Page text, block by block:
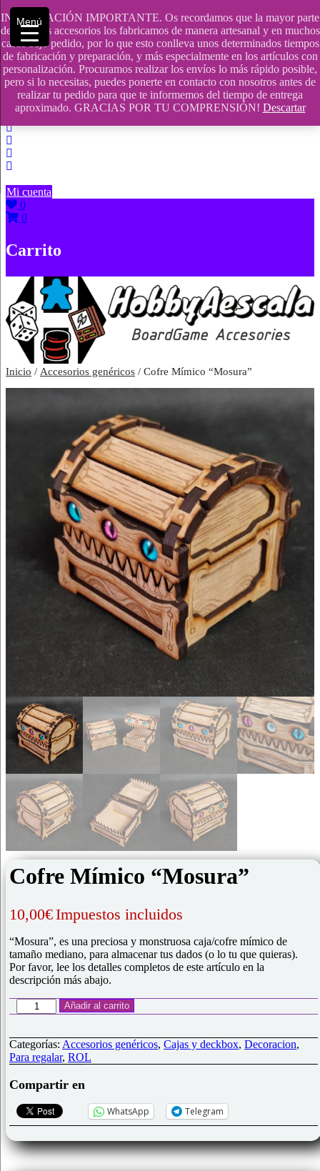
INFORMACIÓN IMPORTANTE. Os recordamos que la mayor parte
de nuestros accesorios los fabricamos de manera artesanal y en muchos
casos bajo pedido, por lo que esto conlleva unos determinados tiempos
de fabricación y preparación, y más especialmente en los artículos con
personalización. Procuramos realizar los envíos lo más rápido posible,
pero si lo necesitas, puedes ponerte en contacto con nosotros antes de
realizar tu pedido para que te informemos del tiempo de entrega
aproximado. GRACIAS POR TU COMPRENSIÓN! Descartar
Saltar
contenido
609241475 SOLO DE 10:00 a 14:00
info@hobbyaescala.com
San Fernando de Henares
10:00 - 14:00
Mi cuenta
0
0
Carrito
Inicio / Accesorios genéricos / Cofre Mímico “Mosura”
Cofre Mímico “Mosura”
10,00€Impuestos incluidos
“Mosura”, es una preciosa y monstruosa caja/cofre mímico de
tamaño mediano, para almacenar tus dados (o lo tu que quieras).
Por favor, lee los detalles completos de este artículo en la
descripción más abajo.
Cofre
Mímico
cantidad
Añadir al carrito
Categorías: Accesorios genéricos, Cajas y deckbox, Decoracion,
Para regalar, ROL
Compartir en
WhatsApp Telegram
Menú